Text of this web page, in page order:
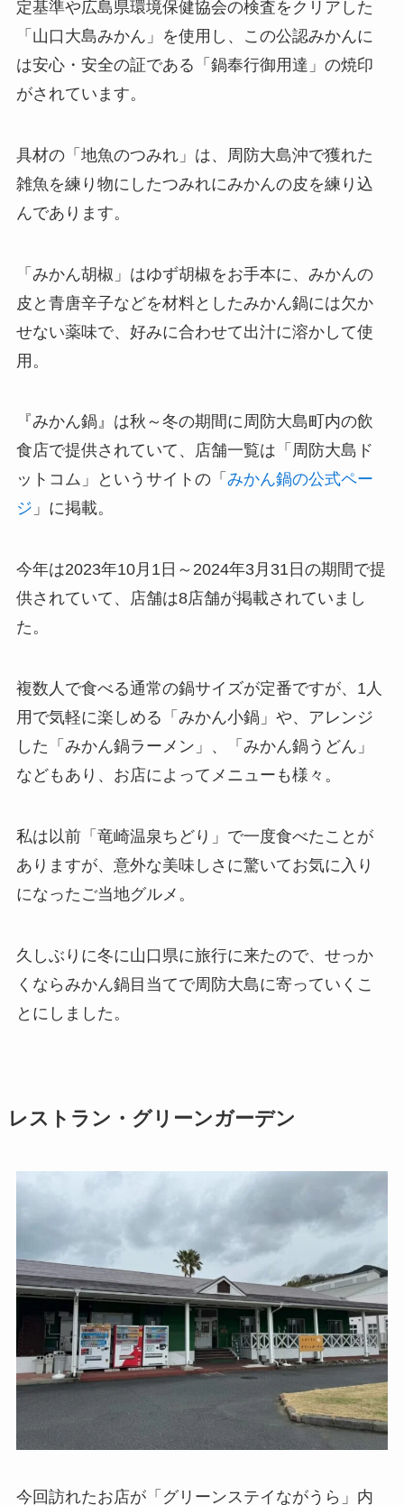
定基準や広島県環境保健協会の検査をクリアした
「山口大島みかん」を使用し、この公認みかんに
は安心・安全の証である「鍋奉行御用達」の焼印
がされています。
具材の「地魚のつみれ」は、周防大島沖で獲れた
雑魚を練り物にしたつみれにみかんの皮を練り込
んであります。
「みかん胡椒」はゆず胡椒をお手本に、みかんの
皮と青唐辛子などを材料としたみかん鍋には欠か
せない薬味で、好みに合わせて出汁に溶かして使
用。
『みかん鍋』は秋～冬の期間に周防大島町内の飲
食店で提供されていて、店舗一覧は「周防大島ド
ットコム」というサイトの「 みかん鍋の公式ペー
ジ 」に掲載。
今年は2023年10月1日～2024年3月31日の期間で提
供されていて、店舗は8店舗が掲載されていまし
た。
複数人で食べる通常の鍋サイズが定番ですが、1人
用で気軽に楽しめる「みかん小鍋」や、アレンジ
した「みかん鍋ラーメン」、「みかん鍋うどん」
などもあり、お店によってメニューも様々。
私は以前「竜崎温泉ちどり」で一度食べたことが
ありますが、意外な美味しさに驚いてお気に入り
になったご当地グルメ。
久しぶりに冬に山口県に旅行に来たので、せっか
くならみかん鍋目当てで周防大島に寄っていくこ
とにしました。
レストラン・グリーンガーデン
今回訪れたお店が「グリーンステイながうら」内